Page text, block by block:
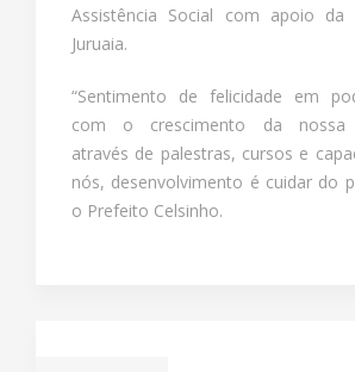
Assistência Social com apoio da
Juruaia.
“Sentimento de felicidade em
com o crescimento da nossa
através de palestras, cursos e
nós, desenvolvimento é cuidar do
o Prefeito Celsinho.